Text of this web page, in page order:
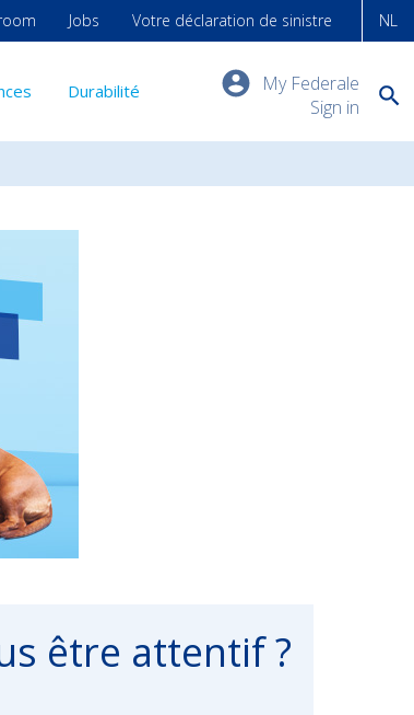
NL
My Federale
Sign in
Durabilité
Jobs Votre déclaration de sinistre
être attentif ?